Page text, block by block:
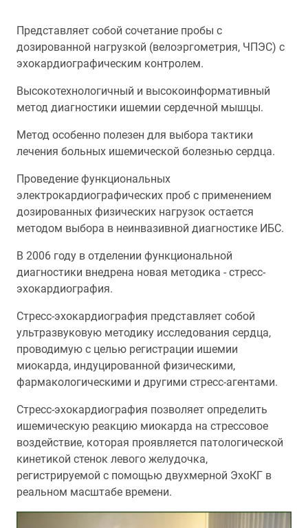
Представляет собой сочетание пробы с
дозированной нагрузкой (велоэргометрия, ЧПЭС) с
эхокардиографическим контролем.
Высокотехнологичный и высокоинформативный
метод диагностики ишемии сердечной мышцы.
Метод особенно полезен для выбора тактики
лечения больных ишемической болезнью сердца.
Проведение функциональных
электрокардиографических проб с применением
дозированных физических нагрузок остается
методом выбора в неинвазивной диагностике ИБС.
В 2006 году в отделении функциональной
диагностики внедрена новая методика - стресс-
эхокардиография.
Стресс-эхокардиография представляет собой
ультразвуковую методику исследования сердца,
проводимую с целью регистрации ишемии
миокарда, индуцированной физическими,
фармакологическими и другими стресс-агентами.
Стресс-эхокардиография позволяет определить
ишемическую реакцию миокарда на стрессовое
воздействие, которая проявляется патологической
кинетикой стенок левого желудочка,
регистрируемой с помощью двухмерной ЭхоКГ в
реальном масштабе времени.